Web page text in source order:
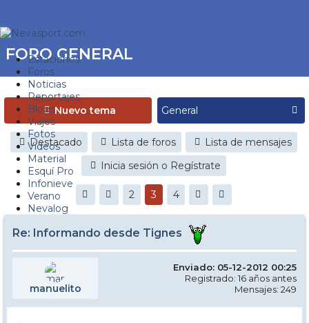
Estaciones
Foros
Noticias
Reportajes
Blogs
Viajes
Fotos
Videos
Material
Esquí Pro
Infonieve
Verano
Nevalog
FORO GENERAL
Nuevo tema
Destacado Lista de foros
Lista de mensajes
Inicia sesión o Regístrate
2 3 4
Re: Informando desde Tignes
manuelito
Enviado: 05-12-2012 00:25
Registrado: 16 años antes
Mensajes: 249